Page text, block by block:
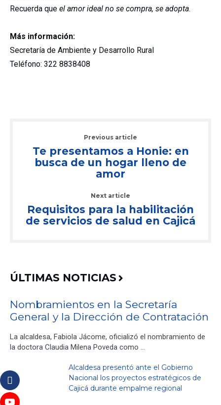
Recuerda que el amor ideal no se compra, se adopta.
Más información:
Secretaría de Ambiente y Desarrollo Rural
Teléfono: 322 8838408
Previous article
Te presentamos a Honie: en
busca de un hogar lleno de
amor
Next article
Requisitos para la habilitación
de servicios de salud en Cajicá
ÚLTIMAS NOTICIAS
Nombramientos en la Secretaría
General y la Dirección de Contratación
La alcaldesa, Fabiola Jácome, oficializó el nombramiento de
la doctora Claudia Milena Poveda como …
Alcaldesa presentó ante el Gobierno
Nacional los proyectos estratégicos de
Cajicá durante empalme regional